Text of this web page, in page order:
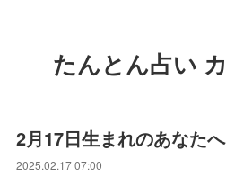
たんとん占い
2月17日生まれのあなたへ
2025.02.17 07:00